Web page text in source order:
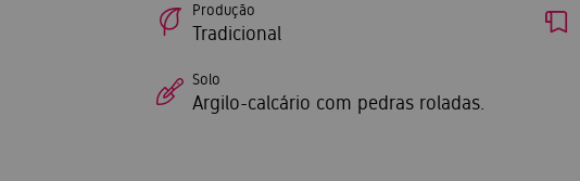
Produção
Tradicional
Solo
Argilo-calcário com pedras roladas.